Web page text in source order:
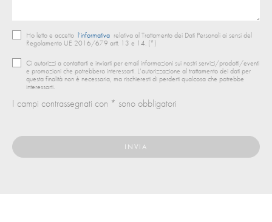
Ho letto e accetto l’informativa relativa al Trattamento dei Dati Personali ai sensi del
Regolamento UE 2016/679 artt. 13 e 14. (*)
Ci autorizzi a contattarti e inviarti per email informazioni sui nostri servizi/prodotti/eventi
e promozioni che potrebbero interessarti. L’autorizzazione al trattamento dei dati per
questa finalità non è necessaria, ma rischieresti di perderti qualcosa che potrebbe
interessarti.
I campi contrassegnati con * sono obbligatori